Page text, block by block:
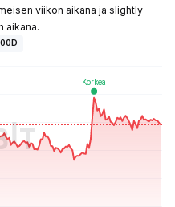
viikon aikana ja slightly
aikana.